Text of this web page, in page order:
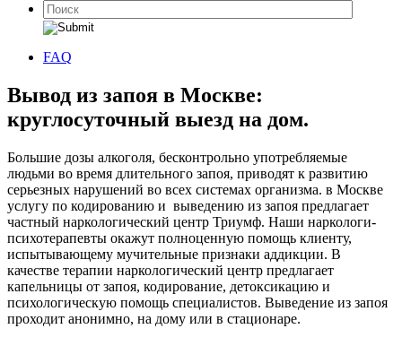
FAQ
Вывод из запоя в Москве:
круглосуточный выезд на дом.
Большие дозы алкоголя, бесконтрольно употребляемые
людьми во время длительного запоя, приводят к развитию
серьезных нарушений во всех системах организма. в Москве
услугу по кодированию и выведению из запоя предлагает
частный наркологический центр Триумф. Наши наркологи-
психотерапевты окажут полноценную помощь клиенту,
испытывающему мучительные признаки аддикции. В
качестве терапии наркологический центр предлагает
капельницы от запоя, кодирование, детоксикацию и
психологическую помощь специалистов. Выведение из запоя
проходит анонимно, на дому или в стационаре.